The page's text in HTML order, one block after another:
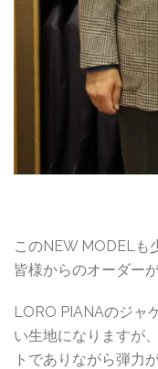
このNEW MODELも
皆様からのオーダー
LORO PIANAのジャ
い生地になりますが
トでありながら弾力